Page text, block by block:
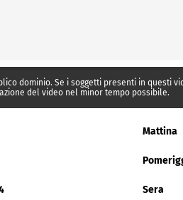
dominio. Se i soggetti presenti in
del video nel minor tempo possibile.
Mattina
Sera